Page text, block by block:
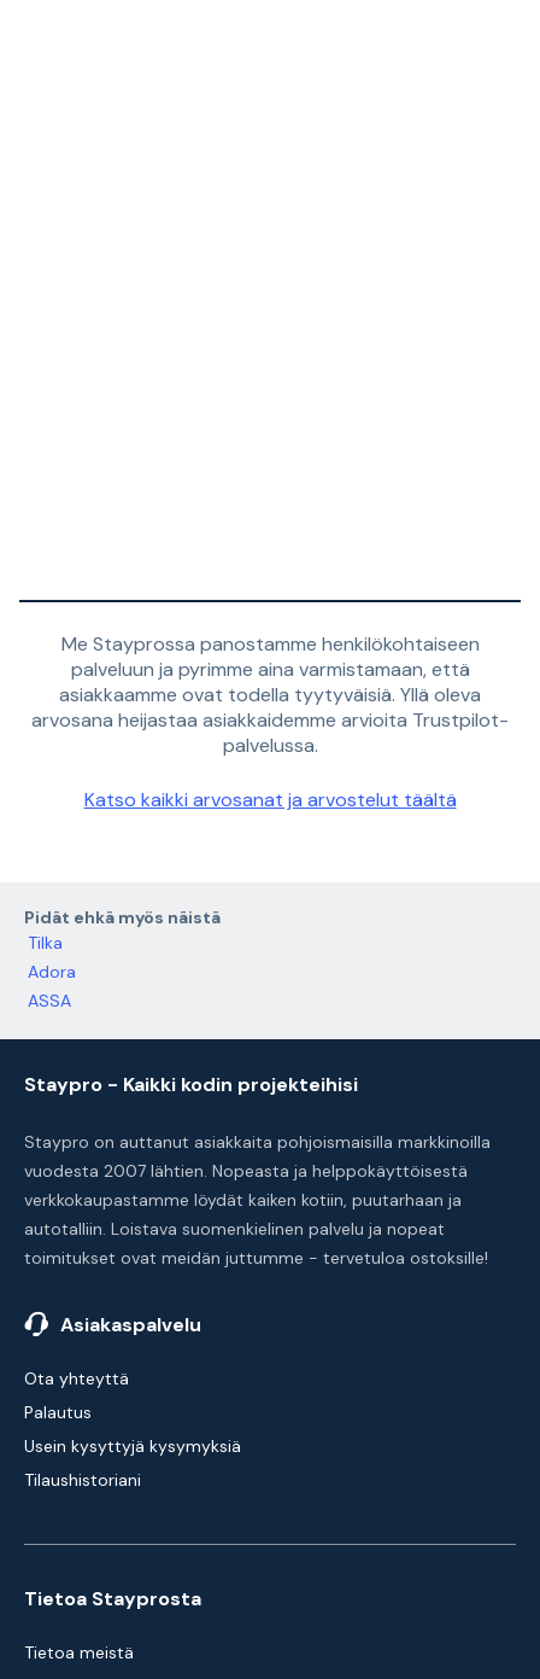
Me Stayprossa panostamme henkilökohtaiseen
palveluun ja pyrimme aina varmistamaan, että
asiakkaamme ovat todella tyytyväisiä. Yllä oleva
arvosana heijastaa asiakkaidemme arvioita Trustpilot-
palvelussa.
Katso kaikki arvosanat ja arvostelut täältä
Pidät ehkä myös näistä
Tilka
Adora
ASSA
Staypro - Kaikki kodin projekteihisi
Staypro on auttanut asiakkaita pohjoismaisilla markkinoilla
vuodesta 2007 lähtien. Nopeasta ja helppokäyttöisestä
verkkokaupastamme löydät kaiken kotiin, puutarhaan ja
autotalliin. Loistava suomenkielinen palvelu ja nopeat
toimitukset ovat meidän juttumme - tervetuloa ostoksille!
Asiakaspalvelu
Ota yhteyttä
Palautus
Usein kysyttyjä kysymyksiä
Tilaushistoriani
Tietoa Stayprosta
Tietoa meistä